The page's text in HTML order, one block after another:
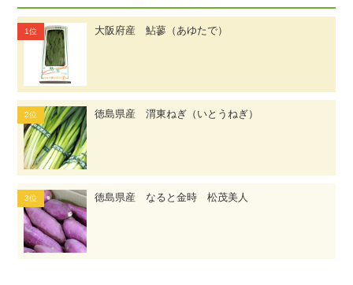
大阪府産 鮎蓼（あゆたで）
徳島県産 渭東ねぎ（いとうねぎ）
徳島県産 なると金時 松茂美人